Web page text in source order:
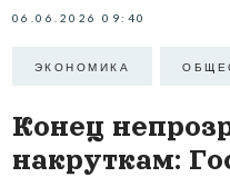
06.06.2026 09:40
ЭКОНОМИКА
Конец
накруткам: